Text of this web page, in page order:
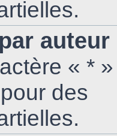
auteur
« * »
des